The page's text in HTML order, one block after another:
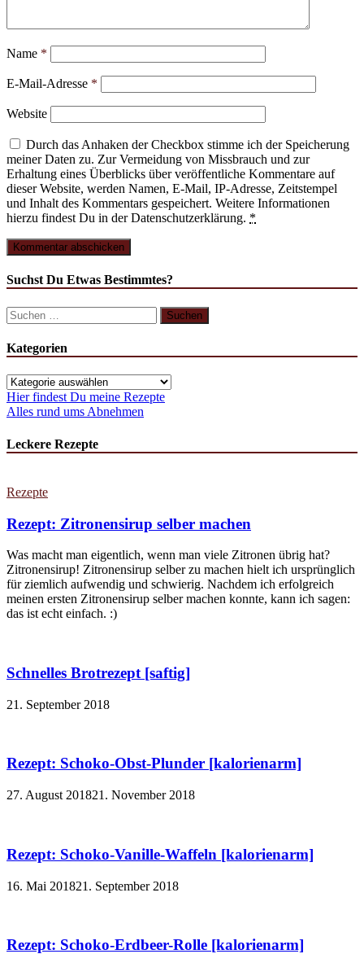
Name *
E-Mail-Adresse *
Website
Durch das Anhaken der Checkbox stimme ich der Speicherung
meiner Daten zu. Zur Vermeidung von Missbrauch und zur
Erhaltung eines Überblicks über veröffentliche Kommentare auf
dieser Website, werden Namen, E-Mail, IP-Adresse, Zeitstempel
und Inhalt des Kommentars gespeichert. Weitere Informationen
hierzu findest Du in der Datenschutzerklärung. *
Suchst Du Etwas Bestimmtes?
Suchen
nach:
Kategorien
Kategorien
Hier findest Du meine Rezepte
Alles rund ums Abnehmen
Leckere Rezepte
Rezepte
Rezept: Zitronensirup selber machen
Was macht man eigentlich, wenn man viele Zitronen übrig hat?
Zitronensirup! Zitronensirup selber zu machen hielt ich ursprünglich
für ziemlich aufwendig und schwierig. Nachdem ich erfolgreich
meinen ersten Zitronensirup selber machen konnte, kann ich sagen:
das ist echt einfach. :)
Schnelles Brotrezept [saftig]
21. September 2018
Rezept: Schoko-Obst-Plunder [kalorienarm]
27. August 201821. November 2018
Rezept: Schoko-Vanille-Waffeln [kalorienarm]
16. Mai 201821. September 2018
Rezept: Schoko-Erdbeer-Rolle [kalorienarm]